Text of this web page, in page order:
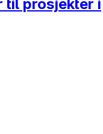
til prosjekter i